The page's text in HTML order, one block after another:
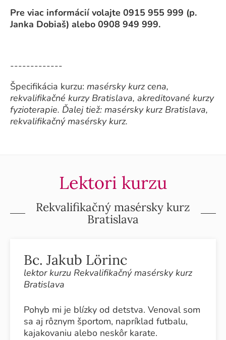
Pre viac informácií volajte 0915 955 999 (p.
Janka Dobiaš) alebo 0908 949 999.
-------------
Špecifikácia kurzu: masérsky kurz cena,
rekvalifikačné kurzy Bratislava, akreditované kurzy
fyzioterapie. Ďalej tiež: masérsky kurz Bratislava,
rekvalifikačný masérsky kurz.
Lektori kurzu
Rekvalifikačný masérsky kurz
Bratislava
Bc. Jakub Lörinc
lektor kurzu Rekvalifikačný masérsky kurz
Bratislava
Pohyb mi je blízky od detstva. Venoval som
sa aj rôznym športom, napríklad futbalu,
kajakovaniu alebo neskôr karate.